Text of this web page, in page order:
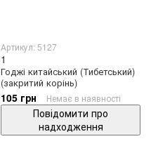
Артикул: 5127
1
Годжі китайський (Тибетський)
(закритий корінь)
105 грн Немає в наявності
Повідомити про
надходження